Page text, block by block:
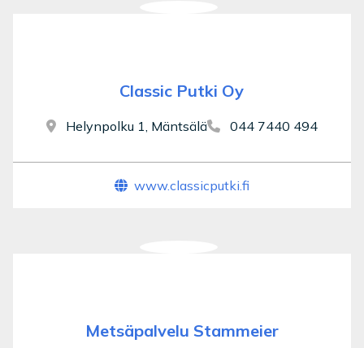
Classic Putki Oy
Helynpolku 1, Mäntsälä 044 7440 494
www.classicputki.fi
Metsäpalvelu Stammeier